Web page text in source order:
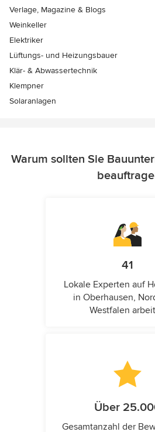
Verlage, Magazine & Blogs
Weinkeller
Elektriker
Lüftungs- und Heizungsbauer
Klär- & Abwassertechnik
Klempner
Solaranlagen
Warum sollten Sie
41
Lokale Experten auf
in Oberhausen,
Westfalen
Über
Gesamtanzahl der